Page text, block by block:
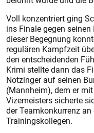
Voll konzentriert ging
ins Finale gegen
dieser Begegnung
regulären Kampfzeit
den entscheidenden
Krimi stellte dann das
Notzinger auf seinen
(Mannheim), dem er
Vizemeisters sicherte
der Teamkonkurrenz
Trainingskollegen.